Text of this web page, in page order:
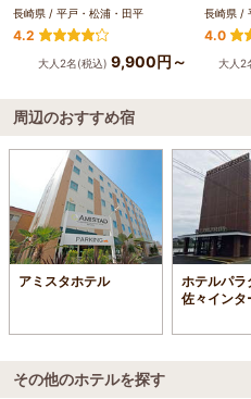
長崎県 / 平戸・松浦・田平
4.2
大人2名(税込) 9,900円～
長崎県 /
4.0
大人2
周辺のおすすめ宿
アミスタホテル
ホテルパラ
佐々インタ
その他のホテルを探す